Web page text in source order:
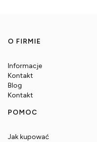
Linki w stopce
O FIRMIE
Informacje
Kontakt
Blog
Kontakt
POMOC
Jak kupować